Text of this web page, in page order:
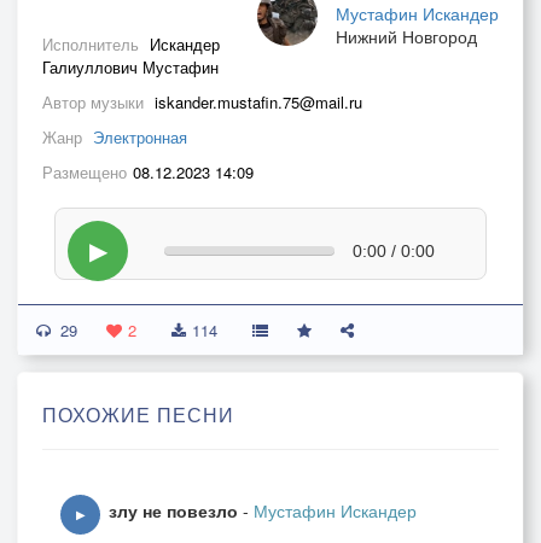
Мустафин Искандер
Нижний Новгород
Исполнитель Искандер
Галиуллович Мустафин
Автор музыки iskander.mustafin.75@mail.ru
Жанр Электронная
Размещено 08.12.2023 14:09
▶ 0:00 / 0:00
29 2 114
ПОХОЖИЕ ПЕСНИ
▶ злу не повезло - Мустафин Искандер